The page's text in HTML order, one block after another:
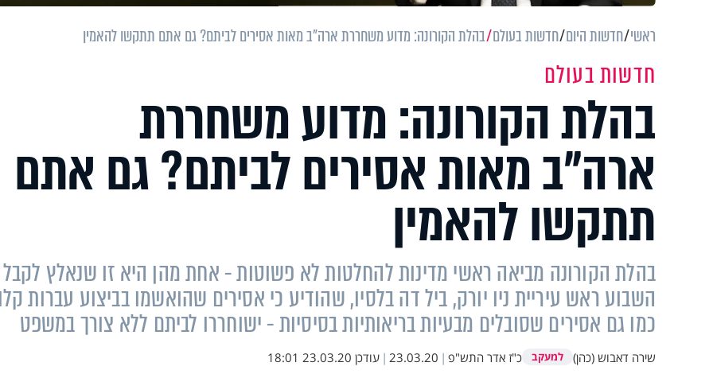
ראשי חדשות היום חדשות בעולם בהלת הקורונה: מדוע משחררת ארה"ב מאות אסירים לביתם? גם אתם תתקשו להאמין
חדשות בעולם
בהלת הקורונה: מדוע משחררת
ארה"ב מאות אסירים לביתם? גם אתם
תתקשו להאמין
בהלת הקורונה מביאה ראשי מדינות להחלטות לא פשוטות - אחת מהן היא זו שנאלץ לקבל
השבוע ראש עיריית ניו יורק, ביל דה בלסיו, שהודיע כי אסירים שהואשמו בביצוע עברות
כמו גם אסירים שסובלים מבעיות בריאותיות בסיסיות - ישוחררו לביתם ללא צורך במשפט
שירה דאבוש (כהן) למעקב כ"ז אדר התש"פ |
23.03.20
| עודכן 23.03.20 18:01